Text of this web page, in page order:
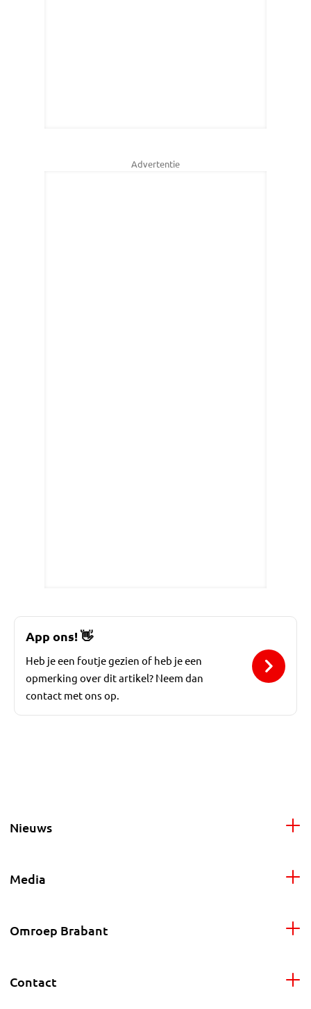
Advertentie
App ons!👋
Heb je een foutje gezien of heb je een
opmerking over dit artikel? Neem dan
contact met ons op.
Nieuws
Media
Omroep Brabant
Contact